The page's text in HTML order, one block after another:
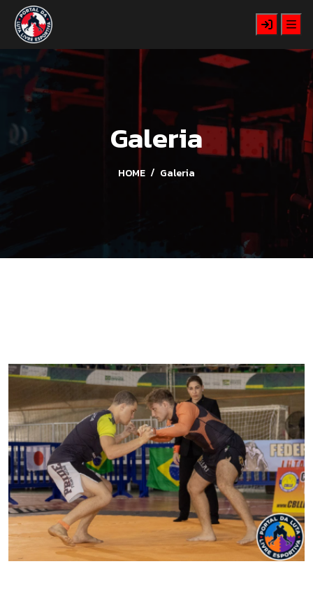
Galeria
HOME Galeria